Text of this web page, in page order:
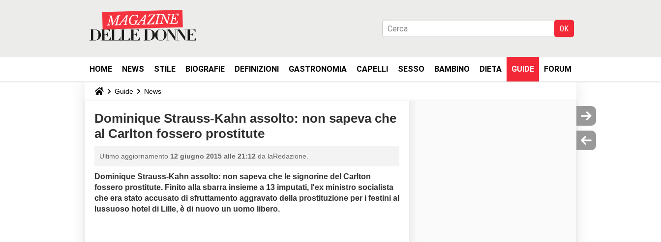
HOME NEWS STILE BIOGRAFIE DEFINIZIONI GASTRONOMIA CAPELLI SESSO BAMBINO DIETA GUIDE FORUM
Guide News
Dominique Strauss-Kahn assolto: non sapeva che
al Carlton fossero prostitute
Ultimo aggiornamento 12 giugno 2015 alle 21:12 da laRedazione.
Dominique Strauss-Kahn assolto: non sapeva che le signorine del Carlton
fossero prostitute. Finito alla sbarra insieme a 13 imputati, l'ex ministro socialista
che era stato accusato di sfruttamento aggravato della prostituzione per i festini al
lussuoso hotel di Lille, è di nuovo un uomo libero.